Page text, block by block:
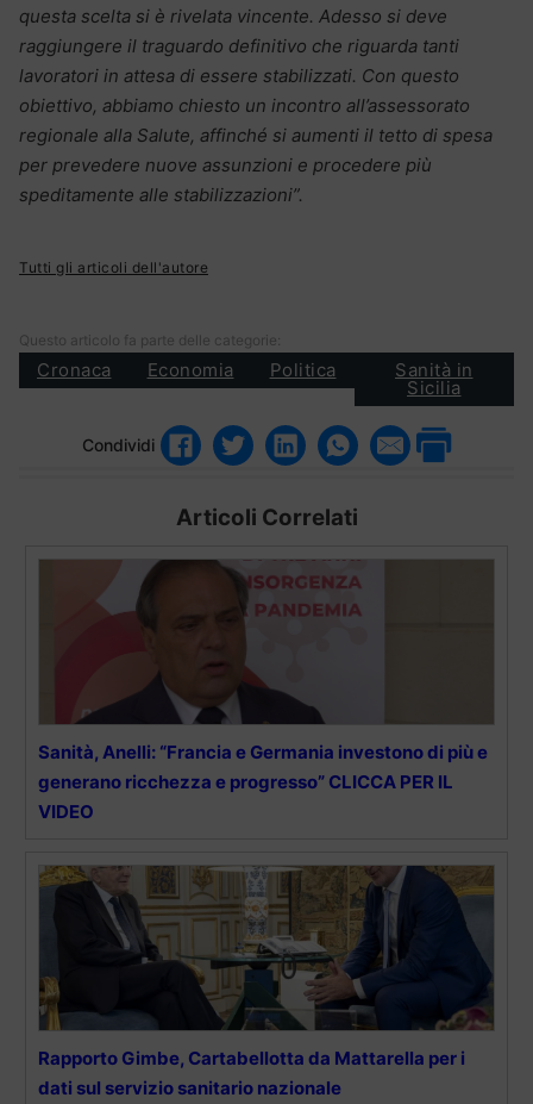
questa scelta si è rivelata vincente. Adesso si deve
raggiungere il traguardo definitivo che riguarda tanti
lavoratori in attesa di essere stabilizzati. Con questo
obiettivo, abbiamo chiesto un incontro all’assessorato
regionale alla Salute, affinché si aumenti il tetto di spesa
per prevedere nuove assunzioni e procedere più
speditamente alle stabilizzazioni”.
Tutti gli articoli dell'autore
Questo articolo fa parte delle categorie:
Cronaca Economia Politica Sanità in
Sicilia
Condividi
Articoli Correlati
Sanità, Anelli: “Francia e Germania investono di più e
generano ricchezza e progresso” CLICCA PER IL
VIDEO
Rapporto Gimbe, Cartabellotta da Mattarella per i
dati sul servizio sanitario nazionale